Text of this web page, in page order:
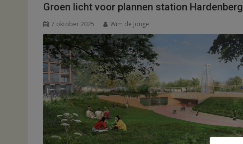
Groen licht voor plannen station Hardenberg
7 oktober 2025 Wim de Jonge